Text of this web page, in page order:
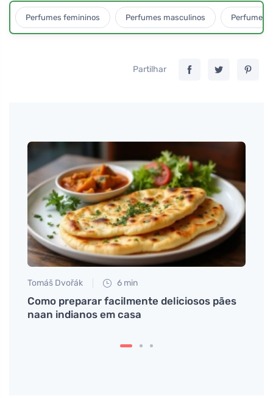
Perfumes femininos Perfumes masculinos Perfumes
Partilhar
Tomáš Dvořák 6 min
Como preparar facilmente deliciosos pães
naan indianos em casa